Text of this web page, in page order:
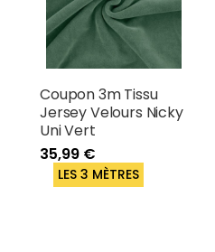
Coupon 3m Tissu
Jersey Velours Nicky
Uni Vert
35,99 €
LES 3 MÈTRES